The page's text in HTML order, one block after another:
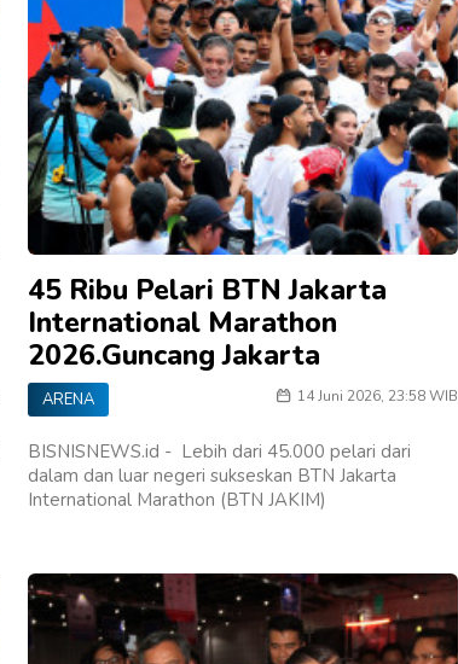
45 Ribu Pelari BTN Jakarta
International Marathon
2026.Guncang Jakarta
ARENA 14 Juni 2026, 23:58 WIB
BISNISNEWS.id - Lebih dari 45.000 pelari dari
dalam dan luar negeri sukseskan BTN Jakarta
International Marathon (BTN JAKIM)